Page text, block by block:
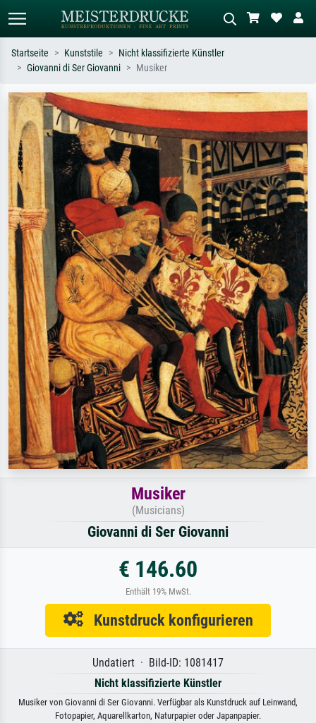
Suchen Sie nach Künstlern, Werktiteln
oder Stilen – z.B. Monet,
Sternennacht, Impressionismus, Welle
Hokusai, Akt.
Beschreiben Sie die Szene – z.B. Grüne
Wiese, Abstrakt mit viel Rot, Dunkles
Ölgemälde, Stehender Akt neben einem
Baum.
Startseite Kunststile
Nicht klassifizierte Künstler
Giovanni di Ser Giovanni
Musiker
Musiker
(Musicians)
Giovanni di Ser Giovanni
€ 146.60
Enthält 19% MwSt.
Kunstdruck konfigurieren
Undatiert · Bild-ID: 1081417
Nicht klassifizierte Künstler
Musiker von Giovanni di Ser Giovanni. Verfügbar als Kunstdruck auf Leinwand,
Fotopapier, Aquarellkarton, Naturpapier oder Japanpapier.